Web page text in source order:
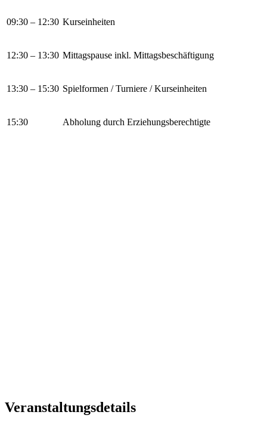
09:30 – 12:30 Kurseinheiten
12:30 – 13:30 Mittagspause inkl. Mittagsbeschäftigung
13:30 – 15:30 Spielformen / Turniere / Kurseinheiten
15:30 Abholung durch Erziehungsberechtigte
Veranstaltungsdetails